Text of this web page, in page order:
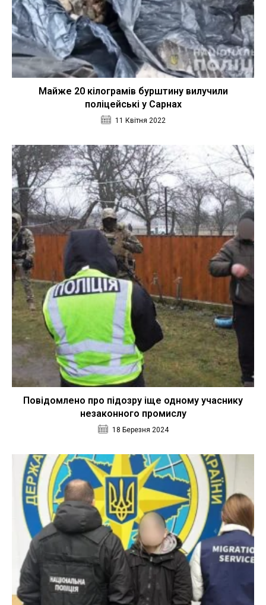
Майже 20 кілограмів бурштину вилучили
поліцейські у Сарнах
11 Квітня 2022
Повідомлено про підозру іще одному учаснику
незаконного промислу
18 Березня 2024